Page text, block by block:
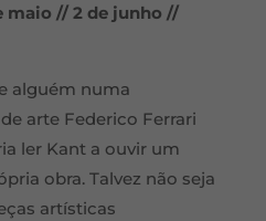
maio // 2 de junho //
alguém numa
arte Federico Ferrari
ler Kant a ouvir um
obra. Talvez não seja
artísticas